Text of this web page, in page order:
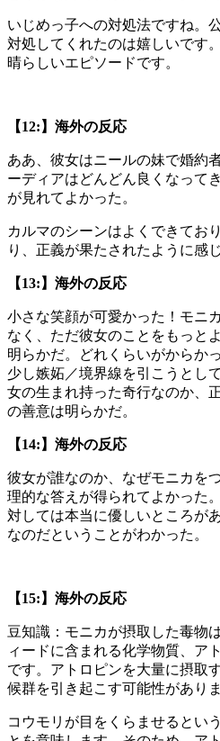
いじめっ子への対処法ですね。
対処してくれたのは嬉しいです
晴らしいエピソードです。
【12:】海外の反応
ああ、彼女はニールの妹で婚約
ーディアはどんどん良くなって
が見れてよかった。
カルマのシーンはよくできてお
り、正義が果たされたように感
【13:】海外の反応
小さな笑顔が可愛かった！モニ
なく、ただ彼女のことをもっと
明らかだ。どれくらいがからか
少し嫉妬／境界線を引こうとし
女の生まれ持った奇行なのか、
の善意は明らかだ。
【14:】海外の反応
彼女が誰なのか、なぜモニカを
理的な答えが得られてよかった
対しては本当に優しいところが
なのだということがわかった。
【15:】海外の反応
豆知識：モニカが摂取した毒物
ィードに含まれる化学物質、ア
です。アトロピンを大量に摂取
候群を引き起こす可能性がありま
コウモリが目をくらませるとい